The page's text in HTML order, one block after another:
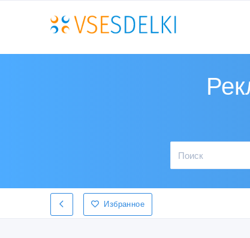
Избранное